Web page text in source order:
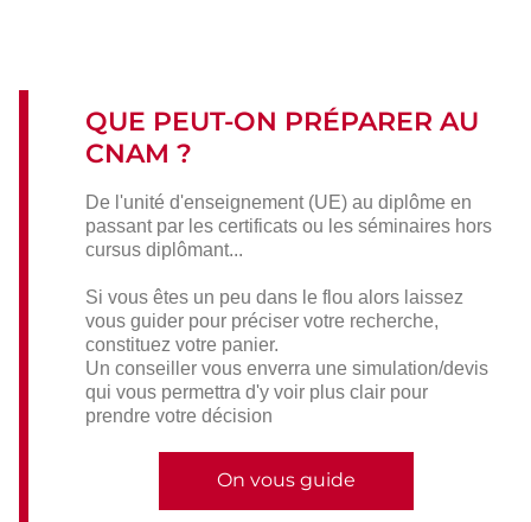
QUE PEUT-ON PRÉPARER AU
CNAM ?
De l'unité d'enseignement (UE) au diplôme en
passant par les certificats ou les séminaires hors
cursus diplômant...
Si vous êtes un peu dans le flou alors laissez
vous guider pour préciser votre recherche,
constituez votre panier.
Un conseiller vous enverra une simulation/devis
qui vous permettra d'y voir plus clair pour
prendre votre décision
On vous guide